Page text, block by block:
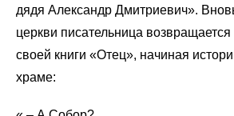
дядя Александр Дмитриевич».
церкви писательница
своей книги «Отец», начиная
храме: